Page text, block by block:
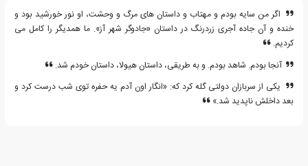
اگر من سایه بودم و مهتاب و داستان های مرگ و وحشت، او نور خورشید بود و
خنده و آن جاده آجری زردرنگ در داستان «جادوگر شهر آز». ما همدیگر را کامل می
کردیم.
آنجا بودم. شاهد بودم. و به طریقی، داستان هیولا، داستان خودم شد.
یکی از سربازان دولتی گله کرد که: «انگار اون آدم یه حفره توی شب درست کرد و
بعد داخلش ناپدید شد.»